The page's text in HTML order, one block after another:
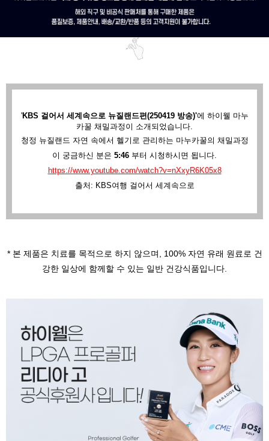
'KBS 걸어서 세계속으로 뉴질랜드편(250419 방송)'에 하이웰 마누
카꿀 채밀과정이 소개되었습니다.
청정 뉴질랜드 자연 속에서 헬기로 관리하는 마누카꿀의 채밀과정
이 궁금하신 분은 5:46 부터 시청하시면 됩니다.
https://www.youtube.com/watch?v=nXxyR6K05x8
출처: KBS여행 걸어서 세계속으로
* 본 제품은 치료를 목적으로 하지 않으며, 100% 자연 유래 원료로 건
강한 일상에 함께할 수 있는 일반 건강식품입니다.